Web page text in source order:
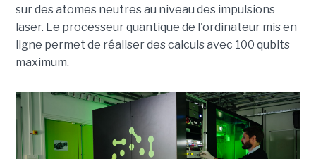
sur des atomes neutres au niveau des impulsions
laser. Le processeur quantique de l'ordinateur mis en
ligne permet de réaliser des calculs avec 100 qubits
maximum.